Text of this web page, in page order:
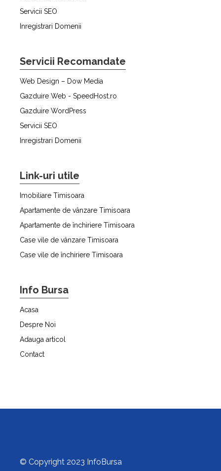
Servicii SEO
Inregistrari Domenii
Servicii Recomandate
Web Design – Dow Media
Gazduire Web - SpeedHost.ro
Gazduire WordPress
Servicii SEO
Inregistrari Domenii
Link-uri utile
Imobiliare Timisoara
Apartamente de vânzare Timisoara
Apartamente de închiriere Timisoara
Case vile de vânzare Timisoara
Case vile de închiriere Timisoara
Info Bursa
Acasa
Despre Noi
Adauga articol
Contact
© Copyright 2023 InfoBursa